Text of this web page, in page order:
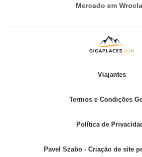
Mercado em
Viajantes
Termos e Condições
Política de
Pavel Szabo - Criação de site